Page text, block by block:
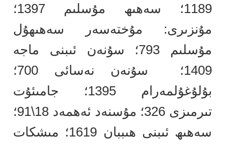
1189؛ سەھىھ مۇسلىم 1397؛
مۇنزىرى: مۇختەسەر سەھىھۇل
مۇسلىم 793؛ سۇنەن ئىبنى ماجە
1409؛
سۇنەن نەسائى 700؛
بۇلۇغۇلمەرام 1395؛ جامىئۇت
تىرمىزى 326؛ مۇسنەد ئەھمەد 18\91؛
سەھىھ ئىبنى ھىببان 1619؛ مىشكات